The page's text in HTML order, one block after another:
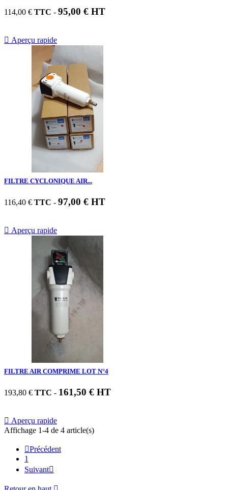
114,00 € TTC - 95,00 € HT
 Aperçu rapide
FILTRE CYCLONIQUE AIR...
116,40 € TTC - 97,00 € HT
 Aperçu rapide
FILTRE AIR COMPRIME LOT N°4
193,80 € TTC - 161,50 € HT
 Aperçu rapide
Affichage 1-4 de 4 article(s)
Précédent
1
Suivant